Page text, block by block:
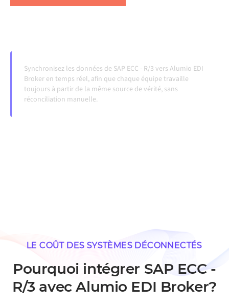
Synchronisez les données de SAP ECC - R/3 vers Alumio EDI
Broker en temps réel, afin que chaque équipe travaille
toujours à partir de la même source de vérité, sans
réconciliation manuelle.
LE COÛT DES SYSTÈMES DÉCONNECTÉS
Pourquoi intégrer SAP ECC -
R/3 avec Alumio EDI Broker?